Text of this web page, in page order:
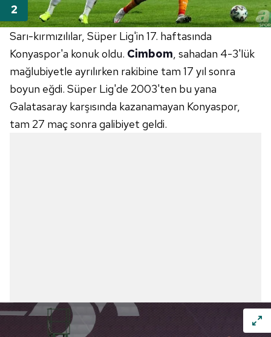
Sarı-kırmızılılar, Süper Lig'in 17. haftasında
Konyaspor'a konuk oldu. Cimbom, sahadan 4-3'lük
mağlubiyetle ayrılırken rakibine tam 17 yıl sonra
boyun eğdi. Süper Lig'de 2003'ten bu yana
Galatasaray karşısında kazanamayan Konyaspor,
tam 27 maç sonra galibiyet geldi.